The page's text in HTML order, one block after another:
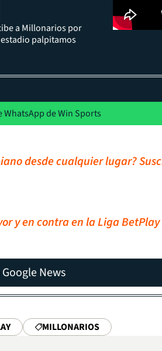
a Millonarios por
palpitamos
de Win Sports
desde cualquier lugar?
y en contra en la Liga BetPlay
News
MILLONARIOS